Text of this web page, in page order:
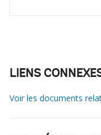
LIENS
Voir les documents